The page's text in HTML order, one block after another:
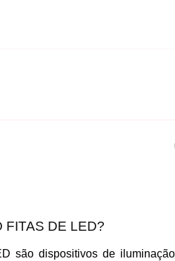
FITAS DE LED?
são dispositivos de